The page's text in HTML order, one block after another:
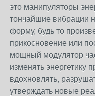
это манипуляторы
тончайшие вибрации
форму, будь то
прикосновение или
мощный модулятор
изменять энергетику
вдохновлять,
утверждать новые